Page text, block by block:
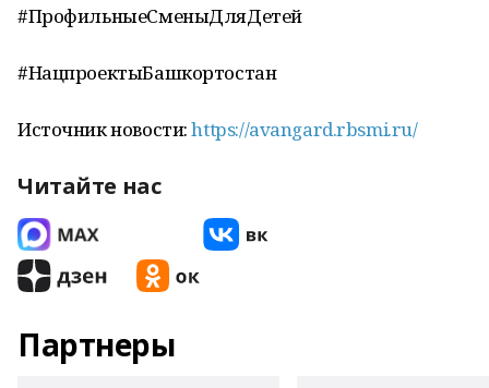
#ПрофильныеСменыДляДетей
#НацпроектыБашкортостан
Источник новости:https://avangard.rbsmi.ru/
Читайте нас
Партнеры